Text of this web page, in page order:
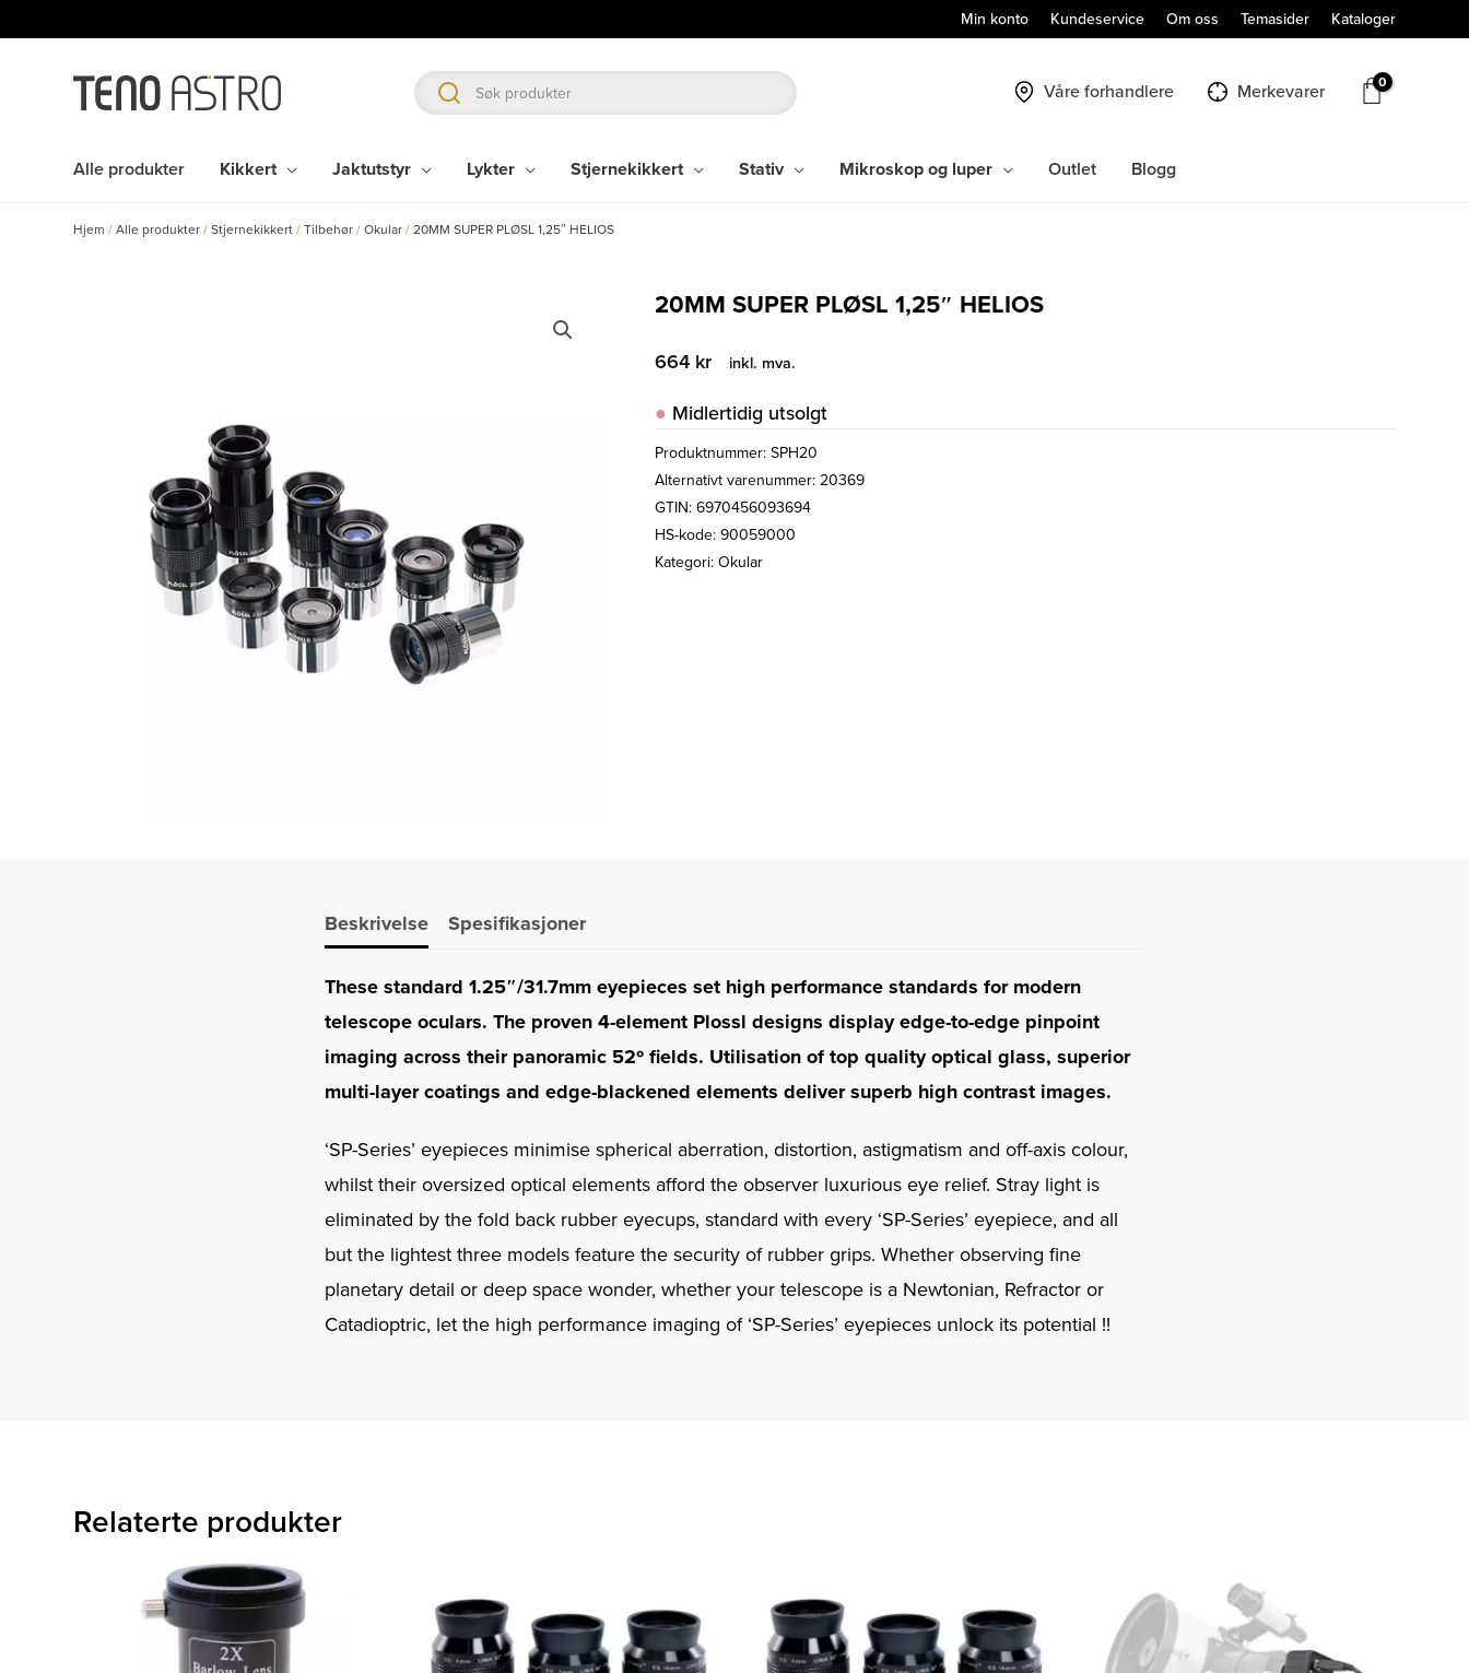
rett
Min konto Kundeservice Om oss Temasider Kataloger
Våre forhandlere Merkevarer
Alle produkter Kikkert Jaktutstyr Lykter Stjernekikkert Stativ Mikroskop og luper Outlet Blogg
Hjem /Alle produkter /Stjernekikkert /Tilbehør /Okular /20MM SUPER PLØSL 1,25″ HELIOS
20MM SUPER PLØSL 1,25″ HELIOS
664 kr inkl. mva.
Midlertidig utsolgt
Produktnummer:SPH20
Alternativt varenummer: 20369
GTIN: 6970456093694
HS-kode: 90059000
Kategori:Okular
Beskrivelse Spesifikasjoner
These standard 1.25″/31.7mm eyepieces set high performance standards for modern
telescope oculars. The proven 4-element Plossl designs display edge-to-edge pinpoint
imaging across their panoramic 52º fields. Utilisation of top quality optical glass, superior
multi-layer coatings and edge-blackened elements deliver superb high contrast images.
‘SP-Series’ eyepieces minimise spherical aberration, distortion, astigmatism and off-axis colour,
whilst their oversized optical elements afford the observer luxurious eye relief. Stray light is
eliminated by the fold back rubber eyecups, standard with every ‘SP-Series’ eyepiece, and all
but the lightest three models feature the security of rubber grips. Whether observing fine
planetary detail or deep space wonder, whether your telescope is a Newtonian, Refractor or
Catadioptric, let the high performance imaging of ‘SP-Series’ eyepieces unlock its potential !!
Relaterte produkter